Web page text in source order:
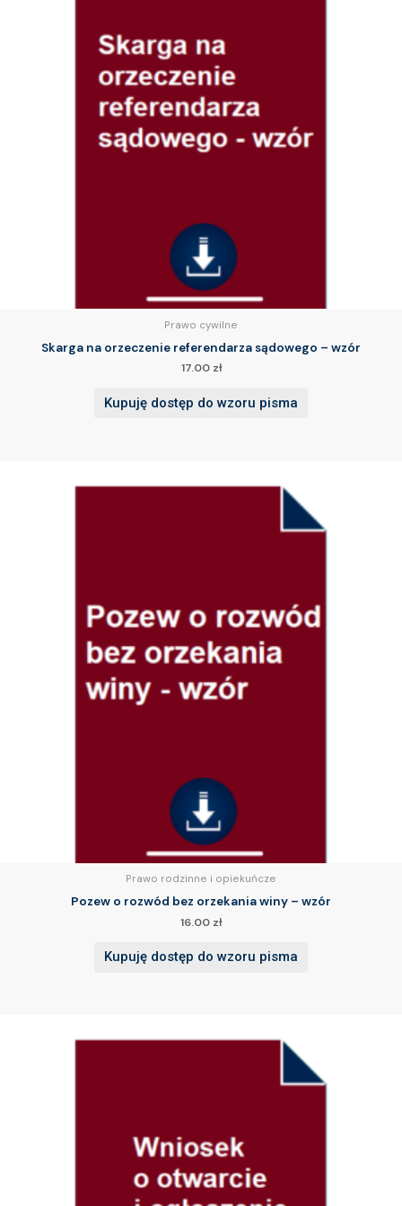
Prawo cywilne
Skarga na orzeczenie referendarza sądowego – wzór
17.00 zł
Kupuję dostęp do wzoru pisma
Prawo rodzinne i opiekuńcze
Pozew o rozwód bez orzekania winy – wzór
16.00 zł
Kupuję dostęp do wzoru pisma